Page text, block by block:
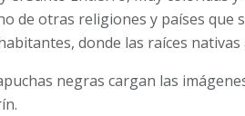
de otras religiones y países
donde las raíces
negras cargan las